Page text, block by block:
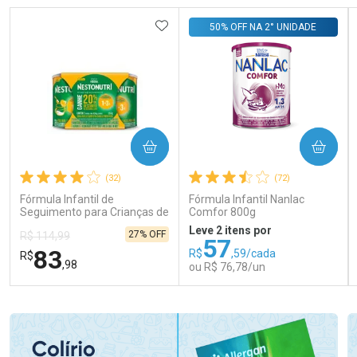
(32)
Fórmula Infantil de
Seguimento para Crianças de
Primeira Infância Nestonutri
2 Unidades de 800g cada
R$ 114,99
R$83,98
27% OFF
ADICIONAR AOS FAVORITOS
COMPRAR
(72)
Fórmula Infantil Nanlac
Comfor 800g
50% OFF NA 2° UNIDADE
Leve 2 itens por
R$57,59/cada
ou R$ 76,78/un
COMPRAR
Laboratório
Por Menos